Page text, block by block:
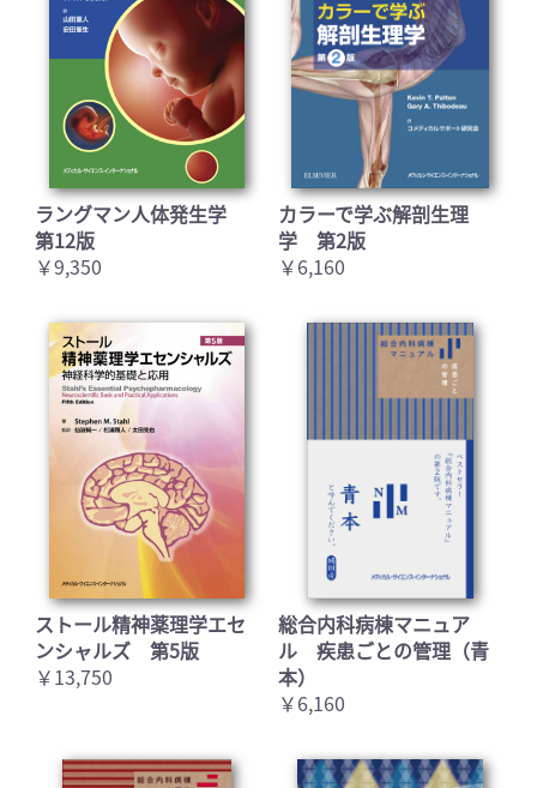
ラングマン人体発生学
第12版
￥9,350
カラーで学ぶ解剖生理
学 第2版
￥6,160
ストール精神薬理学エセ
ンシャルズ 第5版
￥13,750
総合内科病棟マニュア
ル 疾患ごとの管理（青
本）
￥6,160